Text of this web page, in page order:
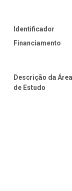
Identificador
Financiamento
Descrição da Área
de Estudo